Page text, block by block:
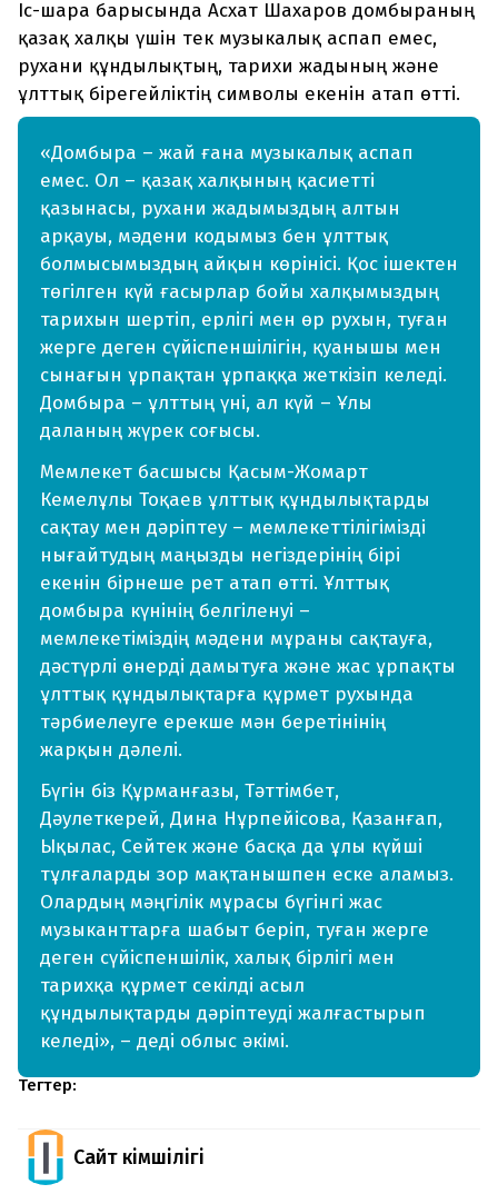
Іс-шара барысында Асхат Шахаров домбыраның
қазақ халқы үшін тек музыкалық аспап емес,
рухани құндылықтың, тарихи жадының және
ұлттық бірегейліктің символы екенін атап өтті.
«Домбыра – жай ғана музыкалық аспап
емес. Ол – қазақ халқының қасиетті
қазынасы, рухани жадымыздың алтын
арқауы, мәдени кодымыз бен ұлттық
болмысымыздың айқын көрінісі. Қос ішектен
төгілген күй ғасырлар бойы халқымыздың
тарихын шертіп, ерлігі мен өр рухын, туған
жерге деген сүйіспеншілігін, қуанышы мен
сынағын ұрпақтан ұрпаққа жеткізіп келеді.
Домбыра – ұлттың үні, ал күй – Ұлы
даланың жүрек соғысы.
Мемлекет басшысы Қасым-Жомарт
Кемелұлы Тоқаев ұлттық құндылықтарды
сақтау мен дәріптеу – мемлекеттілігімізді
нығайтудың маңызды негіздерінің бірі
екенін бірнеше рет атап өтті. Ұлттық
домбыра күнінің белгіленуі –
мемлекетіміздің мәдени мұраны сақтауға,
дәстүрлі өнерді дамытуға және жас ұрпақты
ұлттық құндылықтарға құрмет рухында
тәрбиелеуге ерекше мән беретінінің
жарқын дәлелі.
Бүгін біз Құрманғазы, Тәттімбет,
Дәулеткерей, Дина Нұрпейісова, Қазанғап,
Ықылас, Сейтек және басқа да ұлы күйші
тұлғаларды зор мақтанышпен еске аламыз.
Олардың мәңгілік мұрасы бүгінгі жас
музыканттарға шабыт беріп, туған жерге
деген сүйіспеншілік, халық бірлігі мен
тарихқа құрмет секілді асыл
құндылықтарды дәріптеуді жалғастырып
келеді», – деді облыс әкімі.
Тегтер:
Сайт Әкімшілігі